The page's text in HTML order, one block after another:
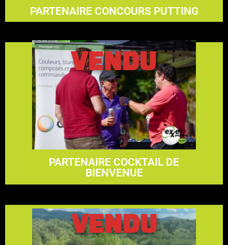
PARTENAIRE CONCOURS PUTTING
PARTENAIRE COCKTAIL DE
BIENVENUE
4700$
En savoir plus
VENDU
VENDU